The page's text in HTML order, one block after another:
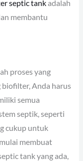
septic tankadalah
membantu
proses yang
biofilter, Anda harus
semua
septik, seperti
cukup untuk
membuat
tank yang ada,